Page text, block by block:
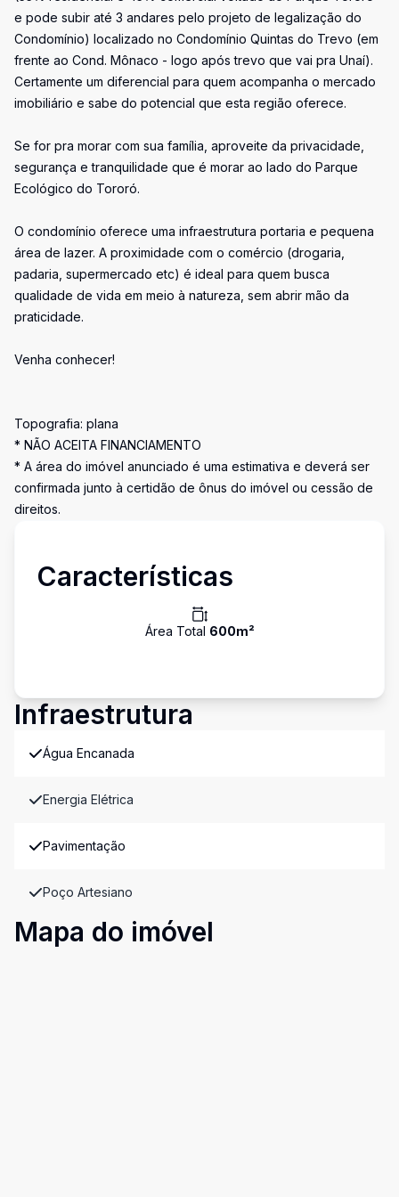
e pode subir até 3 andares pelo projeto de legalização do
Condomínio) localizado no Condomínio Quintas do Trevo (em
frente ao Cond. Mônaco - logo após trevo que vai pra Unaí).
Certamente um diferencial para quem acompanha o mercado
imobiliário e sabe do potencial que esta região oferece.
Se for pra morar com sua família, aproveite da privacidade,
segurança e tranquilidade que é morar ao lado do Parque
Ecológico do Tororó.
O condomínio oferece uma infraestrutura portaria e pequena
área de lazer. A proximidade com o comércio (drogaria,
padaria, supermercado etc) é ideal para quem busca
qualidade de vida em meio à natureza, sem abrir mão da
praticidade.
Venha conhecer!
Topografia: plana
* NÃO ACEITA FINANCIAMENTO
* A área do imóvel anunciado é uma estimativa e deverá ser
confirmada junto à certidão de ônus do imóvel ou cessão de
direitos.
Características
Área Total 600m²
Infraestrutura
Água Encanada
Energia Elétrica
Pavimentação
Poço Artesiano
Mapa do imóvel